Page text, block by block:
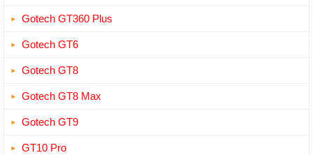
Gotech GT360 Plus
Gotech GT6
Gotech GT8
Gotech GT8 Max
Gotech GT9
GT10 Pro